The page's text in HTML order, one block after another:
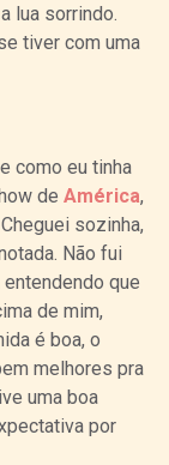
lua sorrindo.
tiver com uma
como eu tinha
de América,
sozinha,
Não fui
que
de mim,
é boa, o
melhores pra
uma boa
por